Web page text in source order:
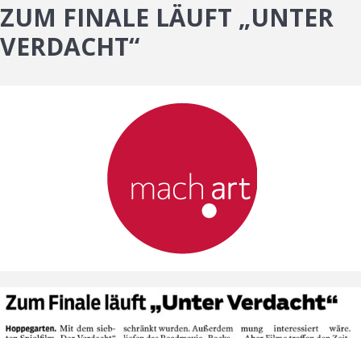
ZUM FINALE LÄUFT „UNTER
VERDACHT“